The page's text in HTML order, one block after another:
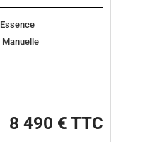
Essence
Manuelle
8 490 € TTC